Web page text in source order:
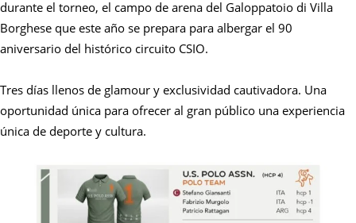
durante el torneo, el campo de arena del Galoppatoio di Villa
Borghese que este año se prepara para albergar el 90
aniversario del histórico circuito CSIO.
Tres días llenos de glamour y exclusividad cautivadora. Una
oportunidad única para ofrecer al gran público una experiencia
única de deporte y cultura.